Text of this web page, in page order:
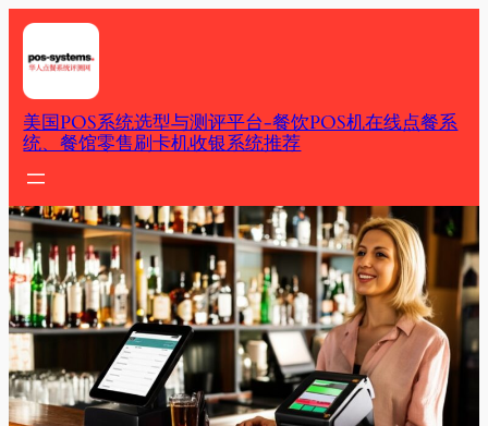
Skip
content
美国POS系统选型与测评平台-餐饮POS机在线点餐系
统、餐馆零售刷卡机收银系统推荐